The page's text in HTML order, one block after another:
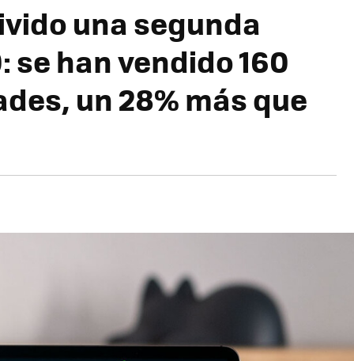
una segunda
han vendido 160
un 28% más que